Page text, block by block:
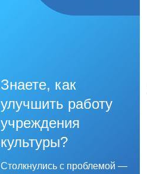
Знаете, как
улучшить работу
учреждения
культуры?
Столкнулись с проблемой —